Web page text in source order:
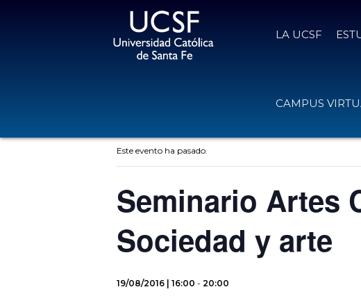
LA UCSF
CAMPUS
Este evento ha pasado.
Seminario Artes
Sociedad y arte
19/08/2016 | 16:00 - 20:00